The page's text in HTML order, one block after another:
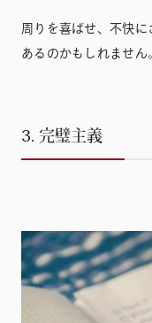
周りを喜ばせ、不快
あるのかもしれません
3. 完璧主義